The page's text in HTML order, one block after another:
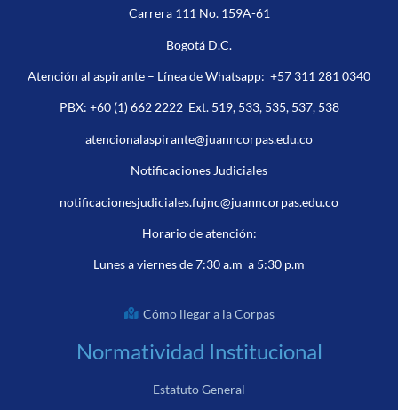
Carrera 111 No. 159A-61
Bogotá D.C.
Atención al aspirante – Línea de Whatsapp: +57 311 281 0340
PBX: +60 (1) 662 2222Ext. 519, 533, 535, 537, 538
atencionalaspirante@juanncorpas.edu.co
Notificaciones Judiciales
notificacionesjudiciales.fujnc@juanncorpas.edu.co
Horario de atención:
Lunes a viernes de 7:30 a.m a 5:30 p.m
Cómo llegar a la Corpas
Normatividad Institucional
Estatuto General